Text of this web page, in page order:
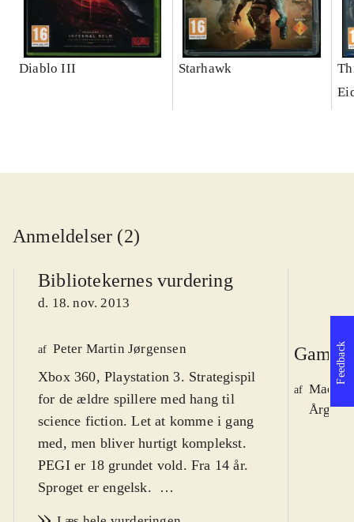
Diablo III Starhawk
Anmeldelser (2)
Bibliotekernes vurdering
d. 18. nov. 2013
af Peter Martin Jørgensen
Xbox 360, Playstation 3. Strategispil
for de ældre spillere med hang til
science fiction. Let at komme i gang
med, men bliver hurtigt komplekst.
PEGI er 18 grundet vold. Fra 14 år.
Sproget er engelsk.
af Mads
Årg.
Feedback